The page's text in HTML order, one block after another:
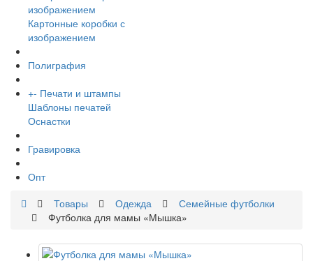
Картонные коробки с
изображением
Полиграфия
+- Печати и штампы
Шаблоны печатей
Оснастки
Гравировка
Опт
Товары
Одежда
Семейные футболки
Футболка для мамы «Мышка»